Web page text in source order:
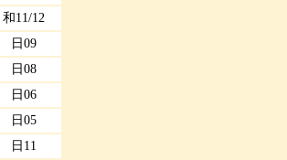
和11/12
日09
日08
日06
日05
日11